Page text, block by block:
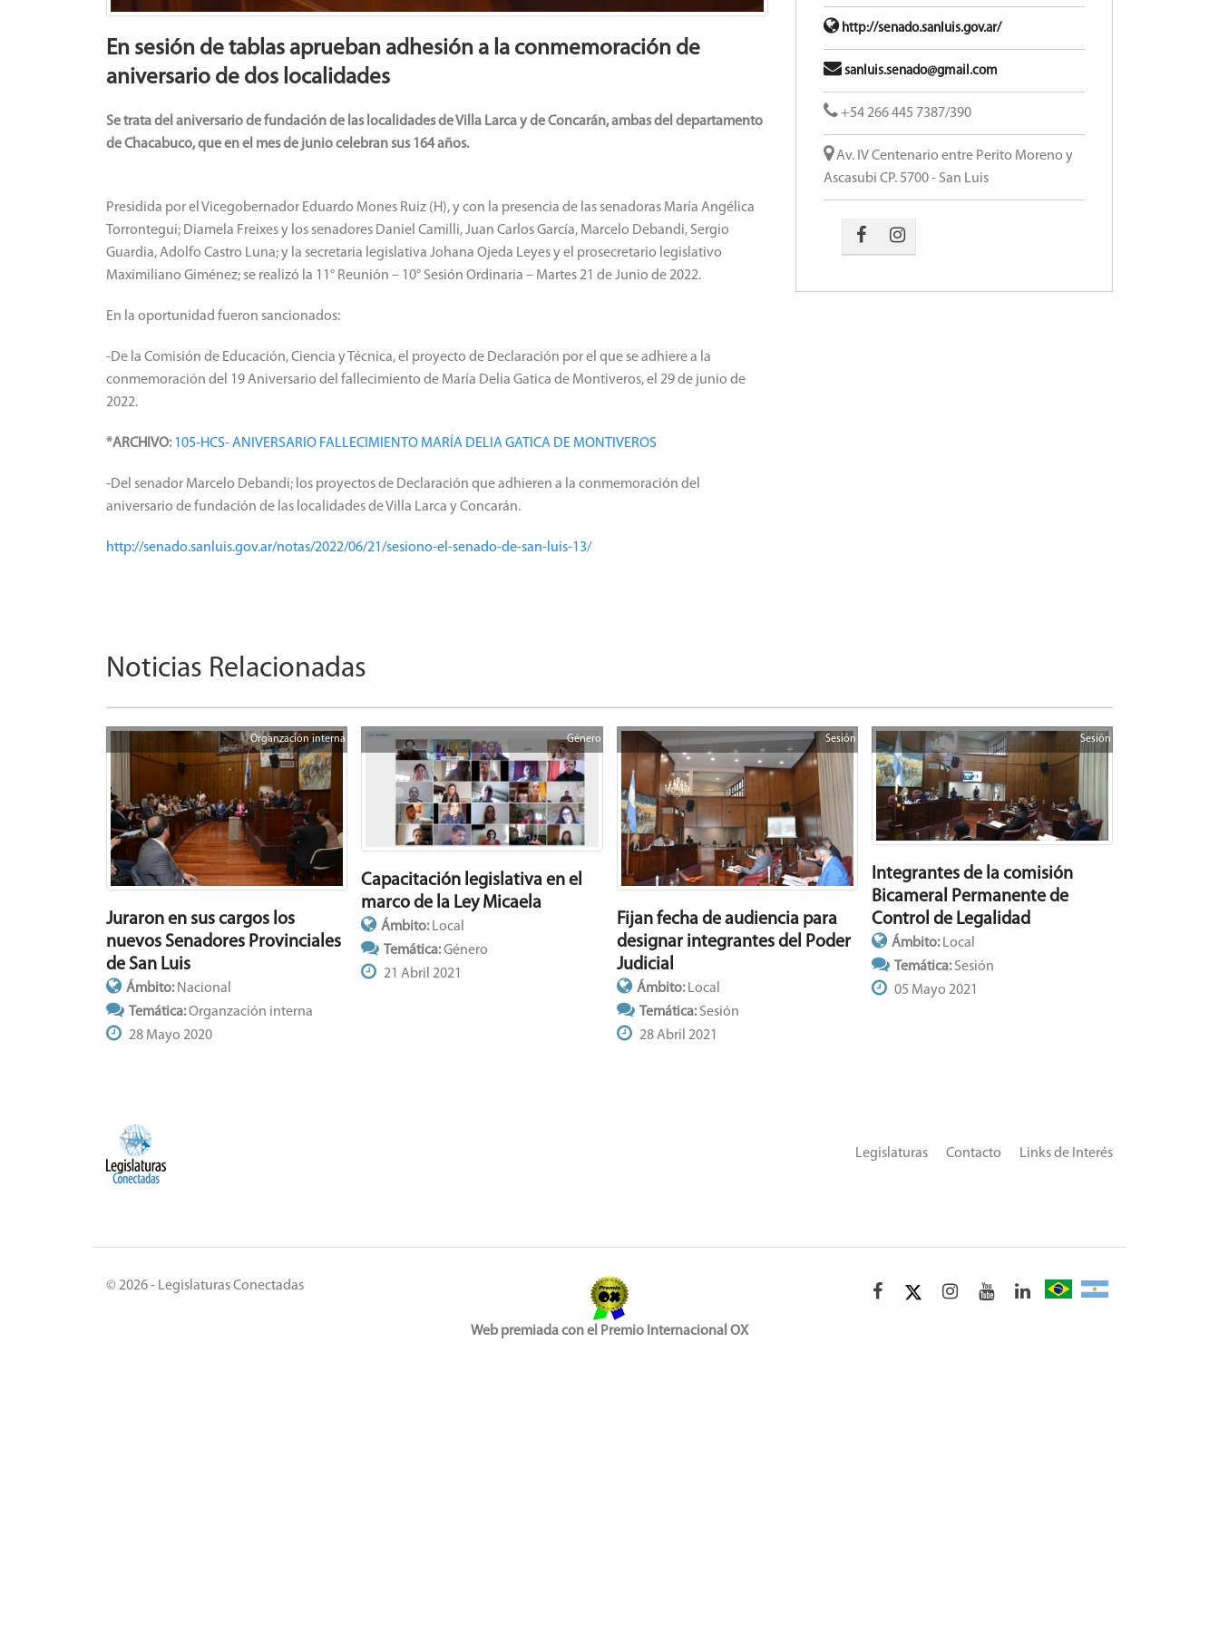
En sesión de tablas aprueban adhesión a la conmemoración de
aniversario de dos localidades
Se trata del aniversario de fundación de las localidades de Villa Larca y de Concarán, ambas del departamento
de Chacabuco, que en el mes de junio celebran sus 164 años.
Presidida por el Vicegobernador Eduardo Mones Ruiz (H), y con la presencia de las senadoras María Angélica
Torrontegui; Diamela Freixes y los senadores Daniel Camilli, Juan Carlos García, Marcelo Debandi, Sergio
Guardia, Adolfo Castro Luna; y la secretaria legislativa Johana Ojeda Leyes y el prosecretario legislativo
Maximiliano Giménez; se realizó la 11° Reunión – 10° Sesión Ordinaria – Martes 21 de Junio de 2022.
En la oportunidad fueron sancionados:
-De la Comisión de Educación, Ciencia y Técnica, el proyecto de Declaración por el que se adhiere a la
conmemoración del 19 Aniversario del fallecimiento de María Delia Gatica de Montiveros, el 29 de junio de
2022.
*ARCHIVO: 105-HCS- ANIVERSARIO FALLECIMIENTO MARÍA DELIA GATICA DE MONTIVEROS
-Del senador Marcelo Debandi; los proyectos de Declaración que adhieren a la conmemoración del
aniversario de fundación de las localidades de Villa Larca y Concarán.
http://senado.sanluis.gov.ar/notas/2022/06/21/sesiono-el-senado-de-san-luis-13/
http://senado.sanluis.gov.ar/
sanluis.senado@gmail.com
+54 266 445 7387/390
Av. IV Centenario entre Perito Moreno y
Ascasubi CP. 5700 - San Luis
Noticias Relacionadas
Organzación interna
Juraron en sus cargos los
nuevos Senadores Provinciales
de San Luis
Ámbito: Nacional
Temática:Organzación interna
28 Mayo 2020
Género
Capacitación legislativa en el
marco de la Ley Micaela
Ámbito: Local
Temática:Género
21 Abril 2021
Sesión
Fijan fecha de audiencia para
designar integrantes del Poder
Judicial
Ámbito: Local
Temática:Sesión
28 Abril 2021
Sesión
Integrantes de la comisión
Bicameral Permanente de
Control de Legalidad
Ámbito:Local
Temática:Sesión
05 Mayo 2021
Links de Interés
Contacto
Legislaturas
© 2026 - Legislaturas Conectadas
Web premiada con el Premio Internacional OX